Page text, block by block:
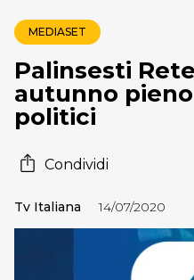
MEDIASET
Palinsesti
autunno
politici
Condividi
Tv Italiana 14/07/2020